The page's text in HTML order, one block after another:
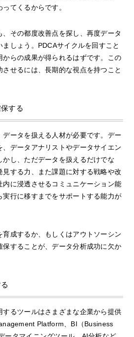
てくるからです。
その都度改善点を探し、再度データ
しょう。PDCAサイクルを回すこと
からの成果が得られるはずです。この
せるには、長期的な視点を持つこと
する
ータを扱える人材が必要です。デー
、データアナリストやデータサイエン
かし、ただデータを扱えるだけでな
見する力、また課題に対する戦略や改
内に浸透させるコミュニケーション能
実行に移すまでをサポートする能力が
成するか、もしくはアウトソーシン
保することが、データ分析成功に欠か
するツールはさまざまな企業から提供
Platform、BI（Business